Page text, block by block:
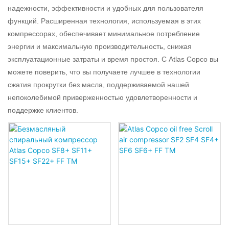
надежности, эффективности и удобных для пользователя
функций. Расширенная технология, используемая в этих
компрессорах, обеспечивает минимальное потребление
энергии и максимальную производительность, снижая
эксплуатационные затраты и время простоя. С Atlas Copco вы
можете поверить, что вы получаете лучшее в технологии
сжатия прокрутки без масла, поддерживаемой нашей
непоколебимой приверженностью удовлетворенности и
поддержке клиентов.